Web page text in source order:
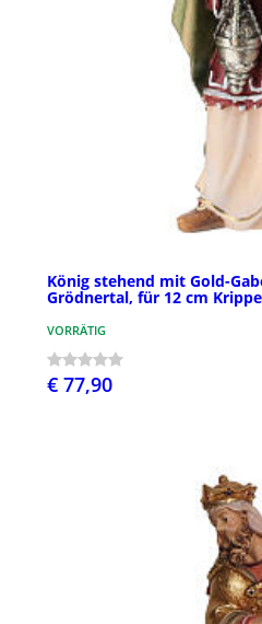
König stehend mit Gold-
Grödnertal, für 12 cm Krippe
VORRÄTIG
€ 77,90